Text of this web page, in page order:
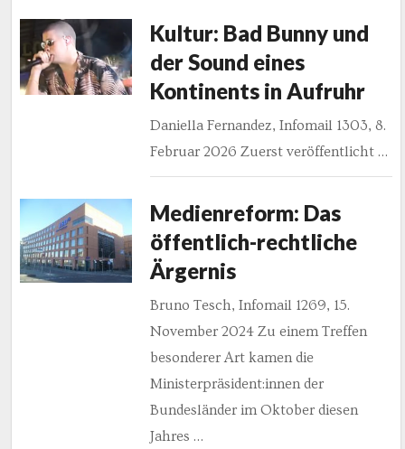
Kultur: Bad Bunny und
der Sound eines
Kontinents in Aufruhr
Daniella Fernandez, Infomail 1303, 8.
Februar 2026 Zuerst veröffentlicht …
Medienreform: Das
öffentlich-rechtliche
Ärgernis
Bruno Tesch, Infomail 1269, 15.
November 2024 Zu einem Treffen
besonderer Art kamen die
Ministerpräsident:innen der
Bundesländer im Oktober diesen
Jahres …